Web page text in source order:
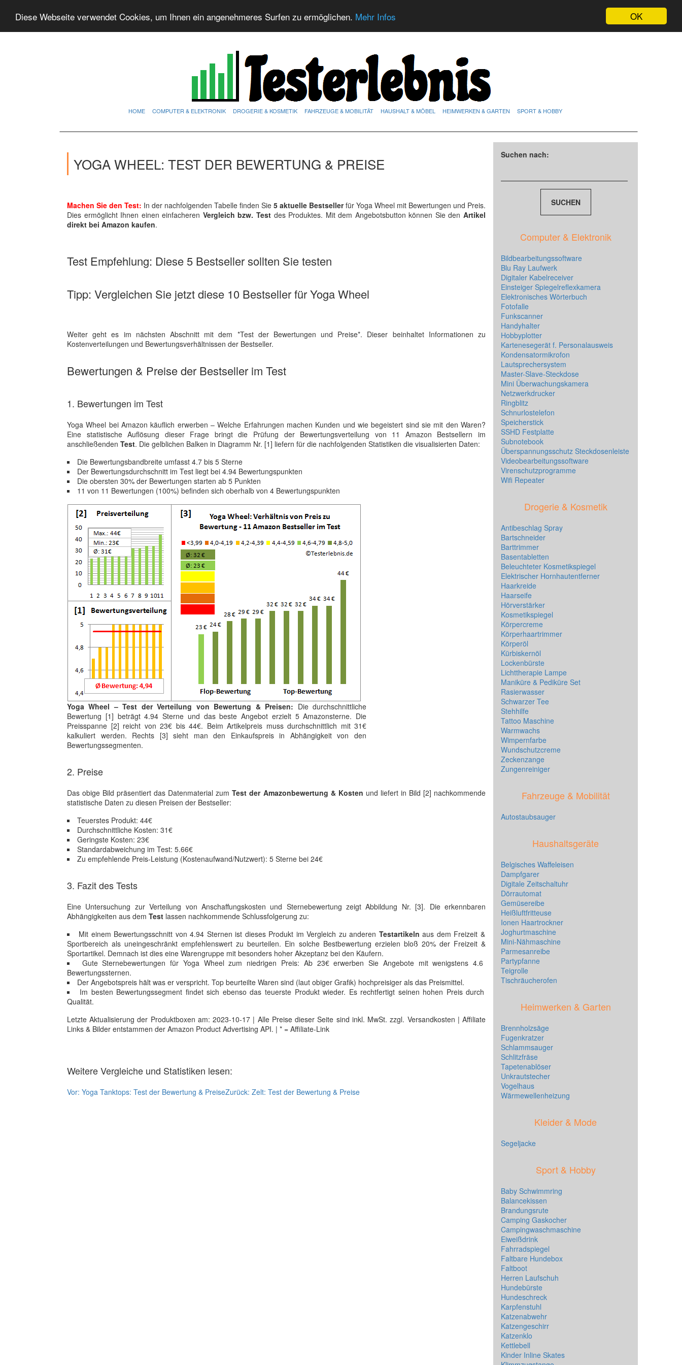
OK
Diese Webseite verwendet Cookies, um Ihnen ein angenehmeres Surfen zu ermöglichen. Mehr Infos
HOME COMPUTER & ELEKTRONIK DROGERIE & KOSMETIK FAHRZEUGE & MOBILITÄT HAUSHALT & MÖBEL HEIMWERKEN & GARTEN SPORT & HOBBY
YOGA WHEEL: TEST DER BEWERTUNG & PREISE
Machen Sie den Test: In der nachfolgenden Tabelle finden Sie 5 aktuelle Bestsellerfür Yoga Wheel mit Bewertungen und Preis.
Dies ermöglicht Ihnen einen einfacheren Vergleich bzw. Testdes Produktes. Mit dem Angebotsbutton können Sie den Artikel
direkt bei Amazon kaufen.
Test Empfehlung: Diese 5 Bestseller sollten Sie testen
Tipp: Vergleichen Sie jetzt diese 10 Bestseller für Yoga Wheel
Weiter geht es im nächsten Abschnitt mit dem *Test der Bewertungen und Preise*. Dieser beinhaltet Informationen zu
Kostenverteilungen und Bewertungsverhältnissen der Bestseller.
Bewertungen & Preise der Bestseller im Test
1. Bewertungen im Test
Yoga Wheel bei Amazon käuflich erwerben – Welche Erfahrungen machen Kunden und wie begeistert sind sie mit den Waren?
Eine statistische Auflösung dieser Frage bringt die Prüfung der Bewertungsverteilung von 11 Amazon Bestsellern im
anschließenden Test. Die gelblichen Balken in Diagramm Nr. [1] liefern für die nachfolgenden Statistiken die visualisierten Daten:
Die Bewertungsbandbreite umfasst 4.7 bis 5 Sterne
Der Bewertungsdurchschnitt im Test liegt bei 4.94 Bewertungspunkten
Die obersten 30% der Bewertungen starten ab 5 Punkten
11 von 11 Bewertungen (100%) befinden sich oberhalb von 4 Bewertungspunkten
Yoga Wheel – Test der Verteilung von Bewertung & Preisen: Die durchschnittliche
Bewertung [1] beträgt 4.94 Sterne und das beste Angebot erzielt 5 Amazonsterne. Die
Preisspanne [2] reicht von 23€ bis 44€. Beim Artikelpreis muss durchschnittlich mit 31€
kalkuliert werden. Rechts [3] sieht man den Einkaufspreis in Abhängigkeit von den
Bewertungssegmenten.
2. Preise
Das obige Bild präsentiert das Datenmaterial zumTest der Amazonbewertung & Kosten und liefert in Bild [2] nachkommende
statistische Daten zu diesen Preisen der Bestseller:
Teuerstes Produkt: 44€
Durchschnittliche Kosten: 31€
Geringste Kosten: 23€
Standardabweichung im Test: 5.66€
Zu empfehlende Preis-Leistung (Kostenaufwand/Nutzwert): 5 Sterne bei 24€
3. Fazit des Tests
Eine Untersuchung zur Verteilung von Anschaffungskosten und Sternebewertung zeigt Abbildung Nr. [3]. Die erkennbaren
Abhängigkeiten aus dem Test lassen nachkommende Schlussfolgerung zu:
Mit einem Bewertungsschnitt von 4.94 Sternen ist dieses Produkt im Vergleich zu anderen Testartikeln aus dem Freizeit &
Sportbereich als uneingeschränkt empfehlenswert zu beurteilen. Ein solche Bestbewertung erzielen bloß 20% der Freizeit &
Sportartikel. Demnach ist dies eine Warengruppe mit besonders hoher Akzeptanz bei den Käufern.
Gute Sternebewertungen für Yoga Wheel zum niedrigen Preis: Ab 23€ erwerben Sie Angebote mit wenigstens 4.6
Bewertungssternen.
Der Angebotspreis hält was er verspricht. Top beurteilte Waren sind (laut obiger Grafik) hochpreisiger als das Preismittel.
Im besten Bewertungssegment findet sich ebenso das teuerste Produkt wieder. Es rechtfertigt seinen hohen Preis durch
Qualität.
Letzte Aktualisierung der Produktboxen am: 2023-10-17 | Alle Preise dieser Seite sind inkl. MwSt. zzgl. Versandkosten | Affiliate
Links & Bilder entstammen der Amazon Product Advertising API. | * = Affiliate-Link
Weitere Vergleiche und Statistiken lesen:
Vor: Yoga Tanktops: Test der Bewertung & PreiseZurück: Zelt: Test der Bewertung & Preise
Suchen nach:
Computer & Elektronik
Bildbearbeitungssoftware
Blu Ray Laufwerk
Digitaler Kabelreceiver
Einsteiger Spiegelreflexkamera
Elektronisches Wörterbuch
Fotofalle
Funkscanner
Handyhalter
Hobbyplotter
Kartenesegerät f. Personalausweis
Kondensatormikrofon
Lautsprechersystem
Master-Slave-Steckdose
Mini Überwachungskamera
Netzwerkdrucker
Ringblitz
Schnurlostelefon
Speicherstick
SSHD Festplatte
Subnotebook
Überspannungsschutz Steckdosenleiste
Videobearbeitungssoftware
Virenschutzprogramme
Wifi Repeater
Drogerie & Kosmetik
Antibeschlag Spray
Bartschneider
Barttrimmer
Basentabletten
Beleuchteter Kosmetikspiegel
Elektrischer Hornhautentferner
Haarkreide
Haarseife
Hörverstärker
Kosmetikspiegel
Körpercreme
Körperhaartrimmer
Körperöl
Kürbiskernöl
Lockenbürste
Lichttherapie Lampe
Maniküre & Pediküre Set
Rasierwasser
Schwarzer Tee
Stehhilfe
Tattoo Maschine
Warmwachs
Wimpernfarbe
Wundschutzcreme
Zeckenzange
Zungenreiniger
Fahrzeuge & Mobilität
Autostaubsauger
Haushaltsgeräte
Belgisches Waffeleisen
Dampfgarer
Digitale Zeitschaltuhr
Dörrautomat
Gemüsereibe
Heißluftfritteuse
Ionen Haartrockner
Joghurtmaschine
Mini-Nähmaschine
Parmesanreibe
Partypfanne
Teigrolle
Tischräucherofen
Heimwerken & Garten
Brennholzsäge
Fugenkratzer
Schlammsauger
Schlitzfräse
Tapetenablöser
Unkrautstecher
Vogelhaus
Wärmewellenheizung
Kleider & Mode
Segeljacke
Sport & Hobby
Baby Schwimmring
Balancekissen
Brandungsrute
Camping Gaskocher
Campingwaschmaschine
Eiweißdrink
Fahrradspiegel
Faltbare Hundebox
Faltboot
Herren Laufschuh
Hundebürste
Hundeschreck
Karpfenstuhl
Katzenabwehr
Katzengeschirr
Katzenklo
Kettlebell
Kinder Inline Skates